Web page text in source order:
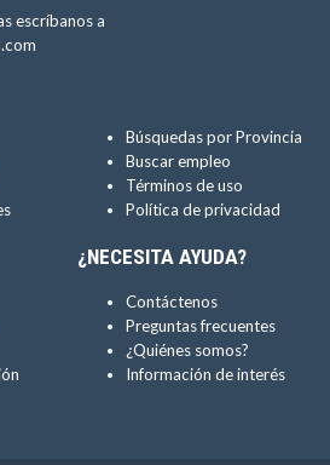
escríbanos a
Búsquedas por Provincia
Buscar empleo
Términos de uso
Política de privacidad
¿NECESITA AYUDA?
Contáctenos
Preguntas frecuentes
¿Quiénes somos?
Información de interés